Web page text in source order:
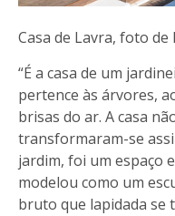
Casa de Lavra, foto de
“É a casa de um
pertence às árvores,
brisas do ar. A casa
transformaram-se
jardim, foi um espaço
modelou como um
bruto que lapidada se